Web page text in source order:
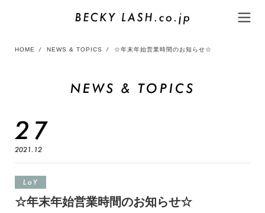
HOME / NEWS & TOPICS / ☆年末年始営業時間のお知らせ☆
NEWS & TOPICS
27
2021.12
LoY
☆年末年始営業時間のお知らせ☆